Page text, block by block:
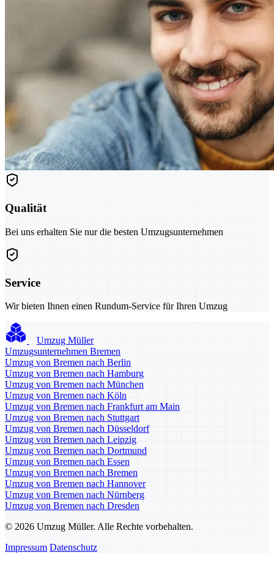
Qualität
Bei uns erhalten Sie nur die besten Umzugsunternehmen
Service
Wir bieten Ihnen einen Rundum-Service für Ihren Umzug
Umzug Müller
Umzugsunternehmen Bremen
Umzug von Bremen nach Berlin
Umzug von Bremen nach Hamburg
Umzug von Bremen nach München
Umzug von Bremen nach Köln
Umzug von Bremen nach Frankfurt am Main
Umzug von Bremen nach Stuttgart
Umzug von Bremen nach Düsseldorf
Umzug von Bremen nach Leipzig
Umzug von Bremen nach Dortmund
Umzug von Bremen nach Essen
Umzug von Bremen nach Bremen
Umzug von Bremen nach Hannover
Umzug von Bremen nach Nürnberg
Umzug von Bremen nach Dresden
© 2026 Umzug Müller. Alle Rechte vorbehalten.
Impressum Datenschutz